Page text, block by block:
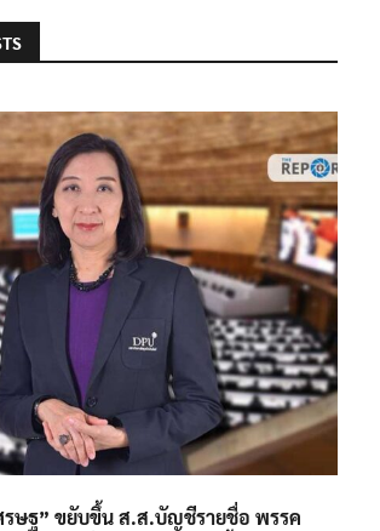
รษฐ” ขยับขึ้น ส.ส.บัญชีรายชื่อ พรรค